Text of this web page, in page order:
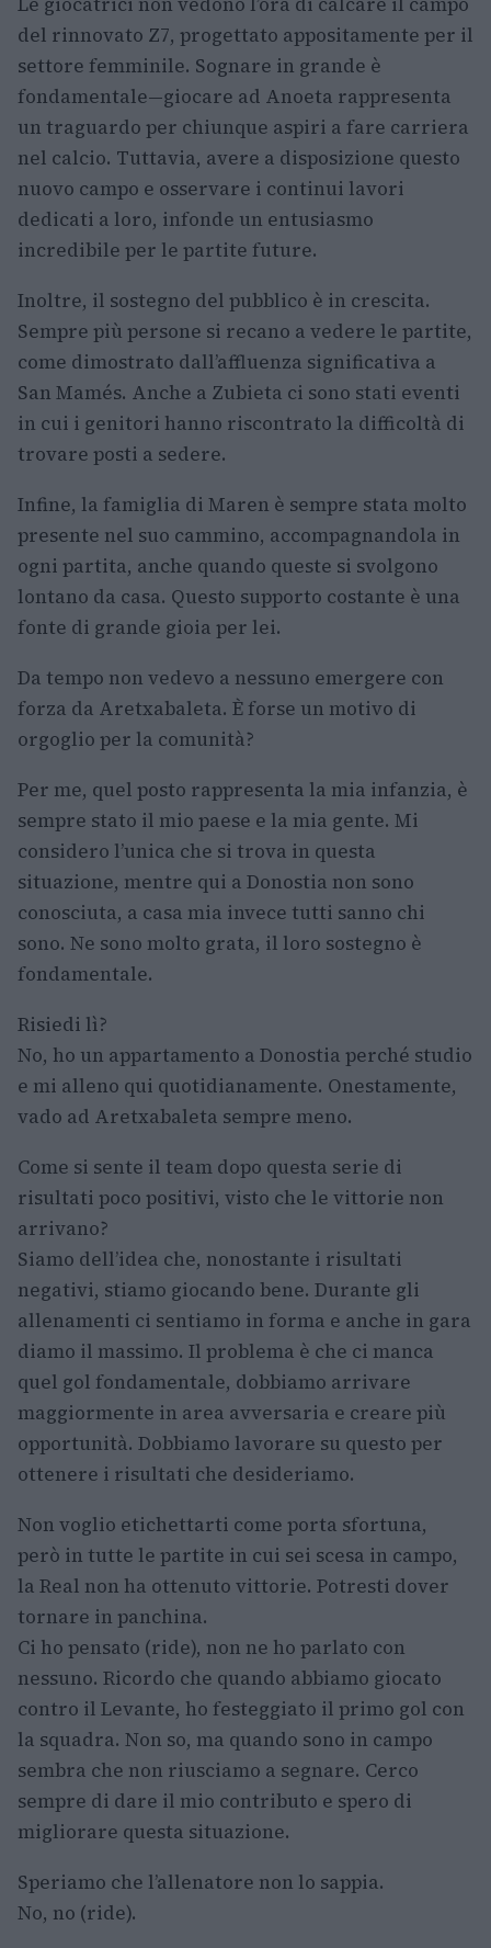
del rinnovato Z7, progettato appositamente per il
settore femminile. Sognare in grande è
fondamentale—giocare ad Anoeta rappresenta
un traguardo per chiunque aspiri a fare carriera
nel calcio. Tuttavia, avere a disposizione questo
nuovo campo e osservare i continui lavori
dedicati a loro, infonde un entusiasmo
incredibile per le partite future.
Inoltre, il sostegno del pubblico è in crescita.
Sempre più persone si recano a vedere le partite,
come dimostrato dall’affluenza significativa a
San Mamés. Anche a Zubieta ci sono stati eventi
in cui i genitori hanno riscontrato la difficoltà di
trovare posti a sedere.
Infine, la famiglia di Maren è sempre stata molto
presente nel suo cammino, accompagnandola in
ogni partita, anche quando queste si svolgono
lontano da casa. Questo supporto costante è una
fonte di grande gioia per lei.
Da tempo non vedevo a nessuno emergere con
forza da Aretxabaleta. È forse un motivo di
orgoglio per la comunità?
Per me, quel posto rappresenta la mia infanzia, è
sempre stato il mio paese e la mia gente. Mi
considero l’unica che si trova in questa
situazione, mentre qui a Donostia non sono
conosciuta, a casa mia invece tutti sanno chi
sono. Ne sono molto grata, il loro sostegno è
fondamentale.
Risiedi lì?
No, ho un appartamento a Donostia perché studio
e mi alleno qui quotidianamente. Onestamente,
vado ad Aretxabaleta sempre meno.
Come si sente il team dopo questa serie di
risultati poco positivi, visto che le vittorie non
arrivano?
Siamo dell’idea che, nonostante i risultati
negativi, stiamo giocando bene. Durante gli
allenamenti ci sentiamo in forma e anche in gara
diamo il massimo. Il problema è che ci manca
quel gol fondamentale, dobbiamo arrivare
maggiormente in area avversaria e creare più
opportunità. Dobbiamo lavorare su questo per
ottenere i risultati che desideriamo.
Non voglio etichettarti come porta sfortuna,
però in tutte le partite in cui sei scesa in campo,
la Real non ha ottenuto vittorie. Potresti dover
tornare in panchina.
Ci ho pensato (ride), non ne ho parlato con
nessuno. Ricordo che quando abbiamo giocato
contro il Levante, ho festeggiato il primo gol con
la squadra. Non so, ma quando sono in campo
sembra che non riusciamo a segnare. Cerco
sempre di dare il mio contributo e spero di
migliorare questa situazione.
Speriamo che l’allenatore non lo sappia.
No, no (ride).